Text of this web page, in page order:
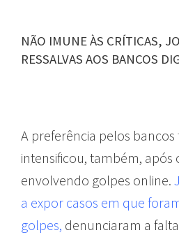
NÃO IMUNE ÀS CRÍTICAS,
RESSALVAS AOS BANCOS
A preferência pelos bancos
intensificou, também, após
envolvendo golpes online.
a expor casos em que
golpes, denunciaram a